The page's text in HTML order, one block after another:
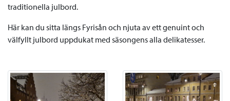
traditionella julbord.
Här kan du sitta längs Fyrisån och njuta av ett genuint och
välfyllt julbord uppdukat med säsongens alla delikatesser.